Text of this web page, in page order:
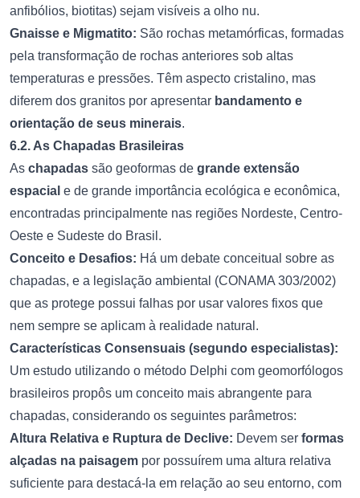
anfibólios, biotitas) sejam visíveis a olho nu.
Gnaisse e Migmatito: São rochas metamórficas, formadas
pela transformação de rochas anteriores sob altas
temperaturas e pressões. Têm aspecto cristalino, mas
diferem dos granitos por apresentar bandamento e
orientação de seus minerais.
6.2. As Chapadas Brasileiras
As chapadas são geoformas de grande extensão
espacial e de grande importância ecológica e econômica,
encontradas principalmente nas regiões Nordeste, Centro-
Oeste e Sudeste do Brasil.
Conceito e Desafios: Há um debate conceitual sobre as
chapadas, e a legislação ambiental (CONAMA 303/2002)
que as protege possui falhas por usar valores fixos que
nem sempre se aplicam à realidade natural.
Características Consensuais (segundo especialistas):
Um estudo utilizando o método Delphi com geomorfólogos
brasileiros propôs um conceito mais abrangente para
chapadas, considerando os seguintes parâmetros:
Altura Relativa e Ruptura de Declive: Devem ser formas
alçadas na paisagem por possuírem uma altura relativa
suficiente para destacá-la em relação ao seu entorno, com